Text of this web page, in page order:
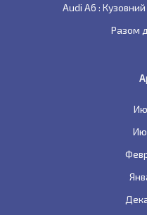
Audi A6 :
Разом